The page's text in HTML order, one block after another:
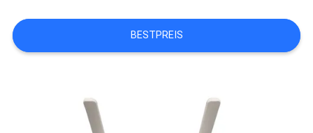
SIE
EIN
BESTPREIS